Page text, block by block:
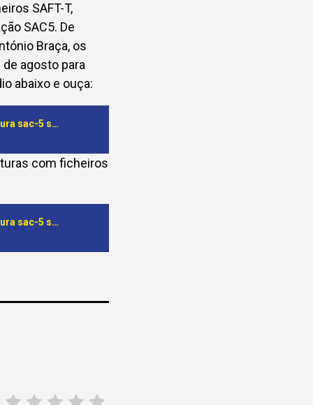
SAFT-T,
SAC5. De
Braça, os
agosto para
abaixo e ouça:
A partir de 1 de Setembro agentes económicos que usavam o sistema de factura sac-5 serão obrigados a adotar um novo sistema de faturação do serviço
com ficheiros
A partir de 1 de Setembro agentes económicos que usavam o sistema de factura sac-5 serão obrigados a adotar um novo sistema de faturação do serviço